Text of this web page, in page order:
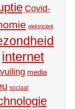
Covid-
elektriciteit
internet
media
sociaal